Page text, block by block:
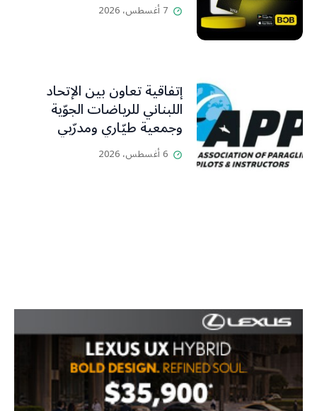
7 أغسطس، 2026
إتفاقية تعاون بين الإتحاد
اللبناني للرياضات الجوّية
وجمعية طيّاري ومدرّبي
الطيران الشراعي
6 أغسطس، 2026